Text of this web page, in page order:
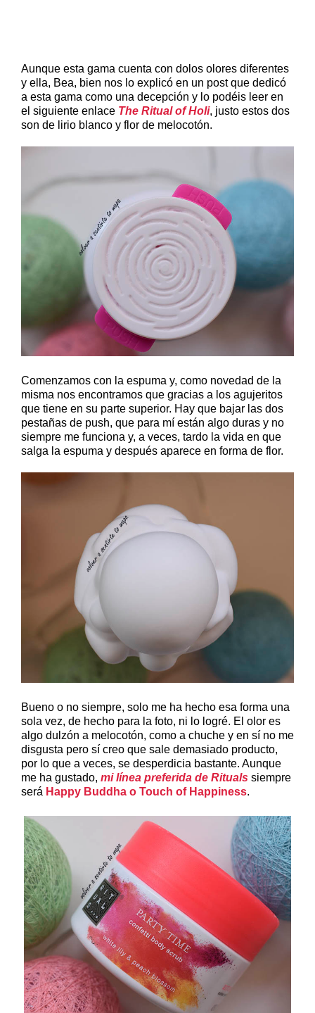
Aunque esta gama cuenta con dolos olores diferentes
y ella, Bea, bien nos lo explicó en un post que dedicó
a esta gama como una decepción y lo podéis leer en
el siguiente enlace The Ritual of Holi, justo estos dos
son de lirio blanco y flor de melocotón.
Comenzamos con la espuma y, como novedad de la
misma nos encontramos que gracias a los agujeritos
que tiene en su parte superior. Hay que bajar las dos
pestañas de push, que para mí están algo duras y no
siempre me funciona y, a veces, tardo la vida en que
salga la espuma y después aparece en forma de flor.
Bueno o no siempre, solo me ha hecho esa forma una
sola vez, de hecho para la foto, ni lo logré. El olor es
algo dulzón a melocotón, como a chuche y en sí no me
disgusta pero sí creo que sale demasiado producto,
por lo que a veces, se desperdicia bastante. Aunque
me ha gustado, mi línea preferida de Rituals siempre
será Happy Buddha o Touch of Happiness.